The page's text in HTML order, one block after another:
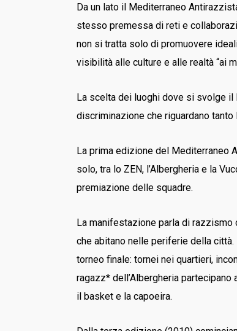
Da un lato il Mediterraneo
stesso premessa di reti e
non si tratta solo di promuovere
visibilità alle culture e alle realtà “ai
La scelta dei luoghi dove si svolge
discriminazione che riguardano
La prima edizione del Mediterraneo
solo, tra lo ZEN, l’Albergheria e la
premiazione delle squadre.
La manifestazione parla di razzismo
che abitano nelle periferie della
torneo finale: tornei nei quartieri,
ragazz* dell’Albergheria
il basket e la capoeira.